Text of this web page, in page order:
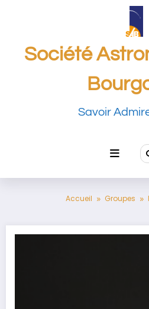
Société
Savoir
Accueil Groupes